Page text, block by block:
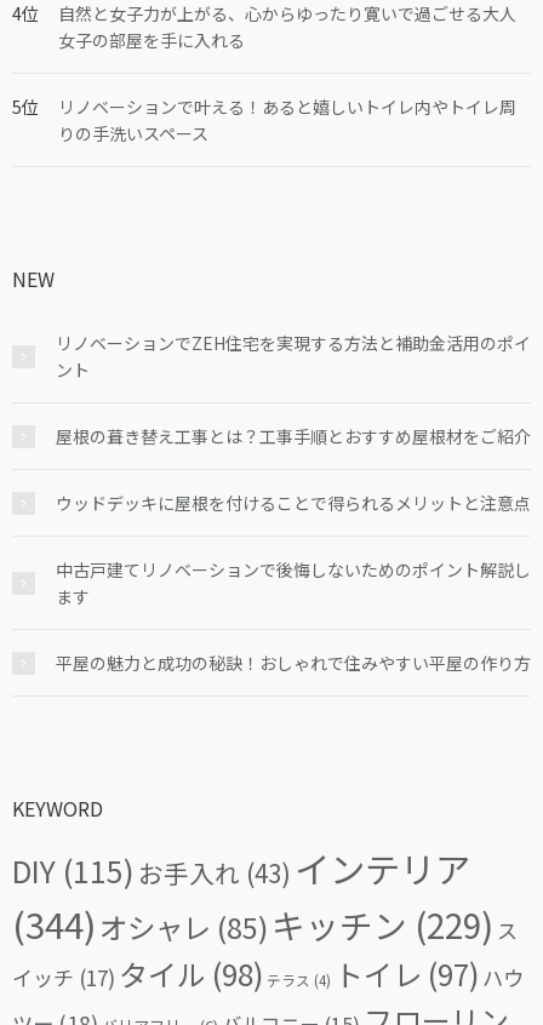
自然と女子力が上がる、心からゆったり寛いで過ごせる大人
女子の部屋を手に入れる
リノベーションで叶える！あると嬉しいトイレ内やトイレ周
りの手洗いスペース
NEW
リノベーションでZEH住宅を実現する方法と補助金活用のポイ
ント
屋根の葺き替え工事とは？工事手順とおすすめ屋根材をご紹介
ウッドデッキに屋根を付けることで得られるメリットと注意点
中古戸建てリノベーションで後悔しないためのポイント解説し
ます
平屋の魅力と成功の秘訣！おしゃれで住みやすい平屋の作り方
KEYWORD
DIY (115) お手入れ (43) インテリア
(344) オシャレ (85) キッチン (229) ス
イッチ (17) タイル (98) テラス (4) トイレ (97) ハウ